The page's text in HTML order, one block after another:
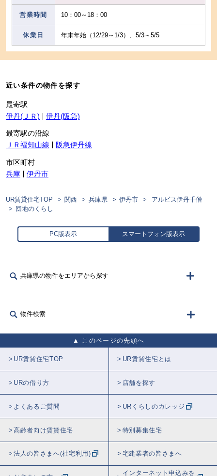
営業時間 10：00～18：00
休業日 年末年始（12/29～1/3）、5/3～5/5
近い条件の物件を探す
最寄駅
伊丹(ＪＲ)
伊丹(阪急)
最寄駅の沿線
ＪＲ福知山線
阪急伊丹線
市区町村
兵庫
伊丹市
UR賃貸住宅TOP 関西 兵庫県 伊丹市
アルビス伊丹千僧
団地のくらし
PC版表示 スマートフォン版表示
兵庫県の物件をエリアから探す
物件検索
このページの先頭へ
UR賃貸住宅TOP UR賃貸住宅とは
URの借り方 店舗を探す
よくあるご質問 URくらしのカレッジ
高齢者向け賃貸住宅 特別募集住宅
法人の皆さまへ(社宅利用) 宅建業者の皆さまへ
インターネット申込みを